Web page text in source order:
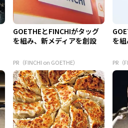
GOETHEとFINCHIがタッグ
を組み、新メディアを創設
PR（FINCHI on GOETHE）
を
PR（